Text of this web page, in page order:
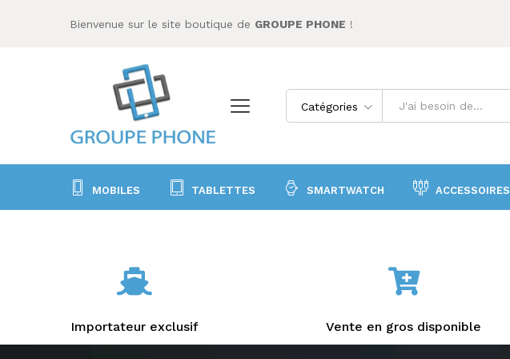
Bienvenue sur le site boutique de GROUPE PHONE !
Catégories
MOBILES TABLETTES SMARTWATCH ACCESSOIRES
Importateur exclusif Vente en gros disponible